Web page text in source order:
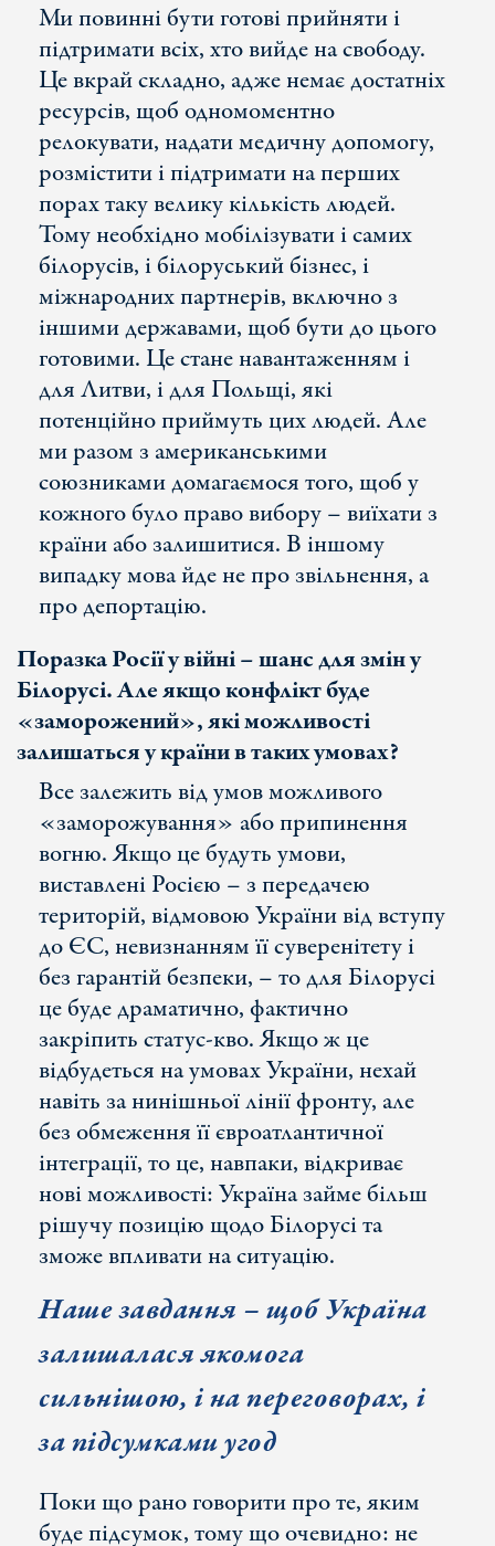
Ми повинні бути готові прийняти і
підтримати всіх, хто вийде на свободу.
Це вкрай складно, адже немає достатніх
ресурсів, щоб одномоментно
релокувати, надати медичну допомогу,
розмістити і підтримати на перших
порах таку велику кількість людей.
Тому необхідно мобілізувати і самих
білорусів, і білоруський бізнес, і
міжнародних партнерів, включно з
іншими державами, щоб бути до цього
готовими. Це стане навантаженням і
для Литви, і для Польщі, які
потенційно приймуть цих людей. Але
ми разом з американськими
союзниками домагаємося того, щоб у
кожного було право вибору – виїхати з
країни або залишитися. В іншому
випадку мова йде не про звільнення, а
про депортацію.
Поразка Росії у війні – шанс для змін у
Білорусі. Але якщо конфлікт буде
«заморожений», які можливості
залишаться у країни в таких умовах?
Все залежить від умов можливого
«заморожування» або припинення
вогню. Якщо це будуть умови,
виставлені Росією – з передачею
територій, відмовою України від вступу
до ЄС, невизнанням її суверенітету і
без гарантій безпеки, – то для Білорусі
це буде драматично, фактично
закріпить статус-кво. Якщо ж це
відбудеться на умовах України, нехай
навіть за нинішньої лінії фронту, але
без обмеження її євроатлантичної
інтеграції, то це, навпаки, відкриває
нові можливості: Україна займе більш
рішучу позицію щодо Білорусі та
зможе впливати на ситуацію.
Наше завдання – щоб Україна
залишалася якомога
сильнішою, і на переговорах, і
за підсумками угод
Поки що рано говорити про те, яким
буде підсумок, тому що очевидно: не